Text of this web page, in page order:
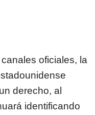
oficiales, la
derecho, al
identificando